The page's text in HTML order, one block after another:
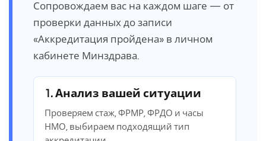
Сопровождаем вас на каждом шаге — от
проверки данных до записи
«Аккредитация пройдена» в личном
кабинете Минздрава.
1. Анализ вашей ситуации
Проверяем стаж, ФРМР, ФРДО и часы
НМО, выбираем подходящий тип